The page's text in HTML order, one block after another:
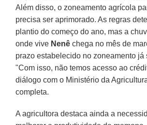
Além disso, o zoneamento agrícola
precisa ser aprimorado. As regras
plantio do começo do ano, mas a
onde vive Nenê chega no mês de
prazo estabelecido no zoneamento já
"Com isso, não temos acesso ao
diálogo com o Ministério da
completa.
A agricultora destaca ainda a